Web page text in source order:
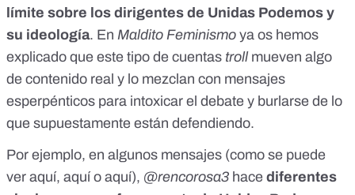
límite sobre los dirigentes de Unidas Podemos y
su ideología. En Maldito Feminismo ya os hemos
explicado que este tipo de cuentas trollmueven algo
de contenido real y lo mezclan con mensajes
esperpénticos para intoxicar el debate y burlarse de lo
que supuestamente están defendiendo.
Por ejemplo, en algunos mensajes (como se puede
ver aquí, aquío aquí), @rencorosa3 hace diferentes